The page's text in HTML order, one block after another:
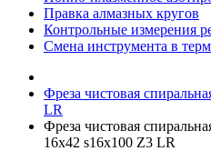
Правка алмазных кругов
Контрольные измерения
Смена инструмента в
Фреза чистовая
LR
Фреза чистовая
16x42 s16x100 Z3 LR